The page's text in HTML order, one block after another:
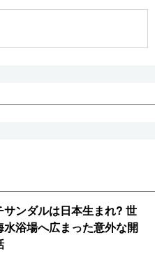
サンダルは日本生まれ? 世
水浴場へ広まった意外な開